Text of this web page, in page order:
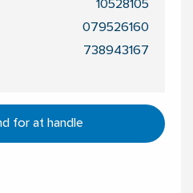
10528105
079526160
738943167
for at handle